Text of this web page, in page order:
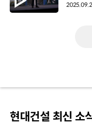
현대건설 최신 소